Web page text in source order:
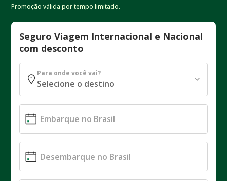
Promoção válida por tempo limitado.
Seguro Viagem Internacional e Nacional
com desconto
Para onde você vai?